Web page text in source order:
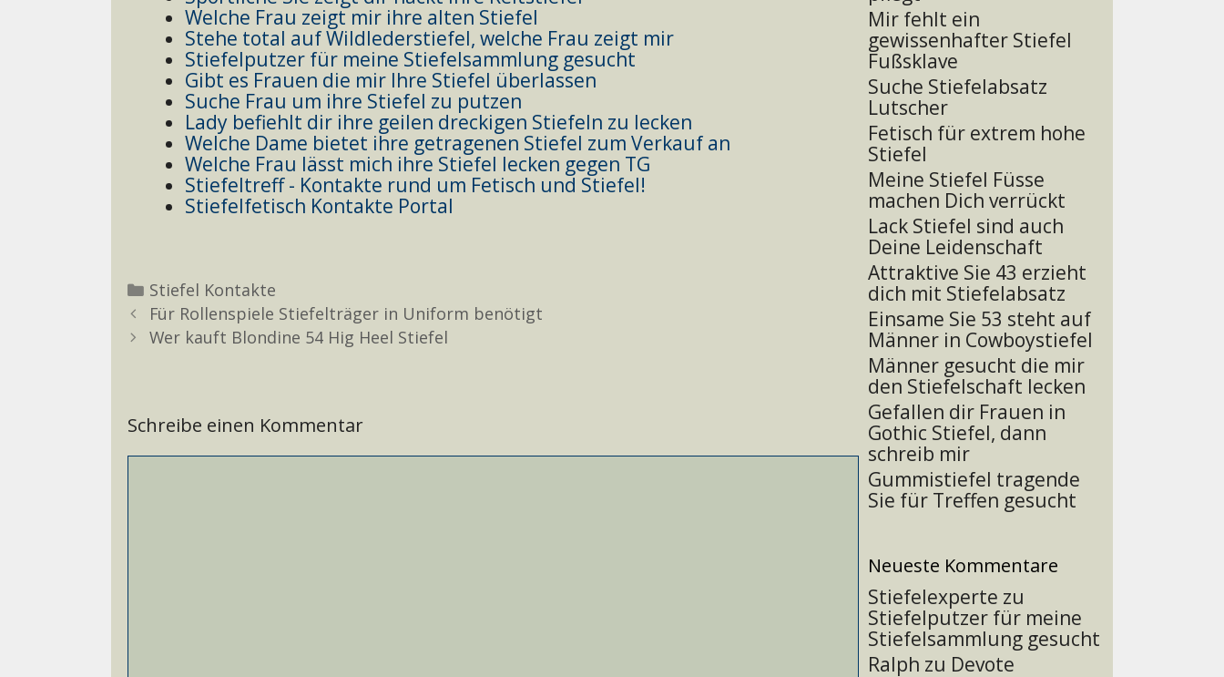
Welche Frau zeigt mir ihre alten Stiefel
Stehe total auf Wildlederstiefel, welche Frau zeigt mir
Stiefelputzer für meine Stiefelsammlung gesucht
Gibt es Frauen die mir Ihre Stiefel überlassen
Suche Frau um ihre Stiefel zu putzen
Lady befiehlt dir ihre geilen dreckigen Stiefeln zu lecken
Welche Dame bietet ihre getragenen Stiefel zum Verkauf an
Welche Frau lässt mich ihre Stiefel lecken gegen TG
Stiefeltreff - Kontakte rund um Fetisch und Stiefel!
Stiefelfetisch Kontakte Portal
Kategorien
Stiefel Kontakte
Für Rollenspiele Stiefelträger in Uniform benötigt
Wer kauft Blondine 54 Hig Heel Stiefel
Schreibe einen Kommentar
Kommentar
Mir fehlt ein
gewissenhafter Stiefel
Fußsklave
Suche Stiefelabsatz
Lutscher
Fetisch für extrem hohe
Stiefel
Meine Stiefel Füsse
machen Dich verrückt
Lack Stiefel sind auch
Deine Leidenschaft
Attraktive Sie 43 erzieht
dich mit Stiefelabsatz
Einsame Sie 53 steht auf
Männer in Cowboystiefel
Männer gesucht die mir
den Stiefelschaft lecken
Gefallen dir Frauen in
Gothic Stiefel, dann
schreib mir
Gummistiefel tragende
Sie für Treffen gesucht
Neueste Kommentare
Stiefelexperte zu
Stiefelputzer für meine
Stiefelsammlung gesucht
Ralph zu Devote